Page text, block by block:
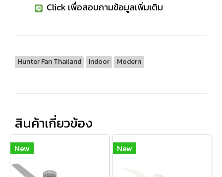
Click เพื่อสอบถามข้อมูลเพิ่มเติม
Hunter Fan Thailand Indoor Modern
สินค้าเกี่ยวข้อง
New New